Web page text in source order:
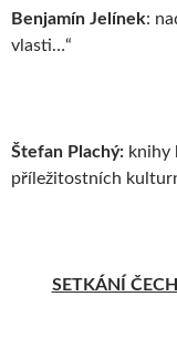
Benjamín Jelínek:
vlasti…“
Štefan Plachý: knihy
příležitostních
SETKÁNÍ